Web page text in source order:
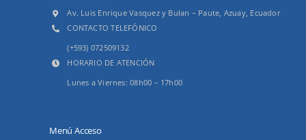
Av. Luis Enrique Vasquez y Bulan – Paute, Azuay, Ecuador
CONTACTO TELEFÓNICO
(+593) 072509132
HORARIO DE ATENCIÓN
Lunes a Viernes: 08h00 – 17h00
Menú Acceso